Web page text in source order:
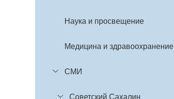
Наука и просвещение
Медицина и здравоохранение
СМИ
Советский Сахалин